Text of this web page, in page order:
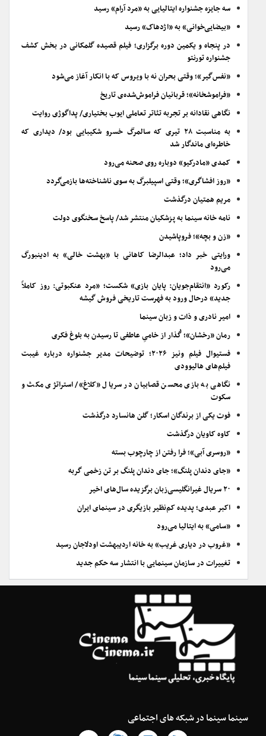
سه جایزه جشنواره ایتالیایی به «مرد آرام» رسید
«بیضایی‌خوانی» به «اژدهاک» رسید
در پنجاه و یکمین دوره برگزاری؛ فیلم قصیده گلمکانی در بخش کشف
جشنواره تورنتو
«نفس‌گیر»؛ وقتی بحران نه با ویروس که با انکار آغاز می‌شود
«فراموشخانه»؛ قربانیان فراموش‌شده‌ی تاریخ
نگاهی نقادانه بر تجربه تئاتر تعاملی ایوب بختیاری/ پداگوژی روایت
به مناسبت ۲۸ تیری که سالمرگ خسرو شکیبایی بود/ دیداری که
خاطره‌ای ماندگار شد
کمدی «مادرکیو» دوباره روی صحنه می‌رود
«روز افشاگری»؛ وقتی اسپیلبرگ به سوی ناشناخته‌ها بازمی‌گردد
مریم همتیان درگذشت
نامه خانه سینما به پزشکیان منتشر شد/ پاسخ سخنگوی دولت
«زن و بچه»؛ فروپاشیدن
ورایتی خبر داد؛ عبدالرضا کاهانی با «بهشت خالی» به ادینبورگ
می‌رود
رکورد «انتقام‌جویان: پایان بازی» شکست؛ «مرد عنکبوتی: روز کاملاً
جدید» درحال ورود به فهرست تاریخی فروش گیشه
امیر نادری و ذات و زبان سینما
رمان «رخشان»؛ گُذار از خامیِ عاطفی تا رسیدن به بلوغ فکری
فستیوال فیلم ونیز ۲۰۲۶؛ توضیحات مدیر جشنواره درباره غیبت
فیلم‌های هالیوودی
نگاهی به بازی محسن قصابیان در سریال «کلاغ»/ استراتژی مکث و
سکوت
فوت یکی از برندگان اسکار؛ گلن هانسارد درگذشت
کاوه کاویان درگذشت
«روسری آبی»؛ فرا رفتن از چارچوب بسته
«جای دندان پلنگ»؛ جای دندان پلنگ بر تن زخمی گربه
۲۰ سریال غیرانگلیسی‌زبان برگزیده سال‌های اخیر
اکبر عبدی؛ پدیده کم‌نظیر بازیگری در سینمای ایران
«سامی» به ایتالیا می‌رود
«غروب در دیاری غریب» به خانه اردیبهشت اودلاجان رسید
تغییرات در سازمان سینمایی با انتشار سه حکم جدید
سینما سینما در شبکه های اجتماعی